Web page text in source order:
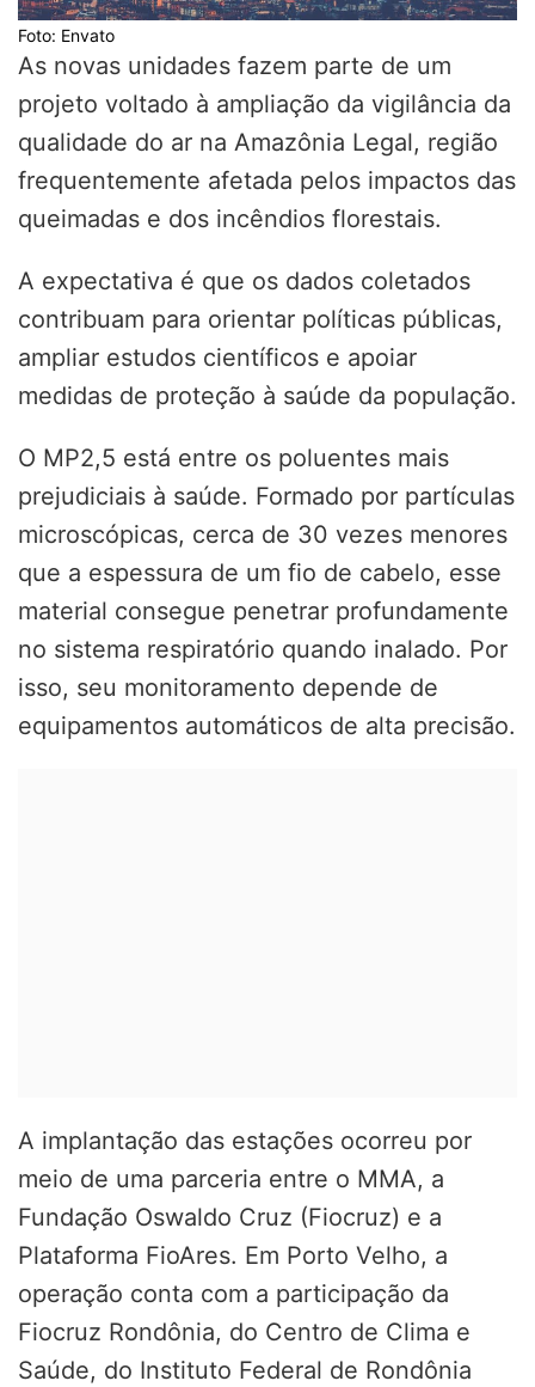
Foto: Envato
As novas unidades fazem parte de um
projeto voltado à ampliação da vigilância da
qualidade do ar na Amazônia Legal, região
frequentemente afetada pelos impactos das
queimadas e dos incêndios florestais.
A expectativa é que os dados coletados
contribuam para orientar políticas públicas,
ampliar estudos científicos e apoiar
medidas de proteção à saúde da população.
O MP2,5 está entre os poluentes mais
prejudiciais à saúde. Formado por partículas
microscópicas, cerca de 30 vezes menores
que a espessura de um fio de cabelo, esse
material consegue penetrar profundamente
no sistema respiratório quando inalado. Por
isso, seu monitoramento depende de
equipamentos automáticos de alta precisão.
A implantação das estações ocorreu por
meio de uma parceria entre o MMA, a
Fundação Oswaldo Cruz (Fiocruz) e a
Plataforma FioAres. Em Porto Velho, a
operação conta com a participação da
Fiocruz Rondônia, do Centro de Clima e
Saúde, do Instituto Federal de Rondônia